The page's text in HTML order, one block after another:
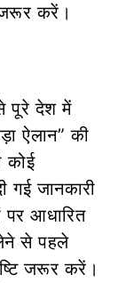
जरूर करें।
पूरे देश में
ऐलान” की
कोई
गई जानकारी
आधारित
से पहले
जरूर करें।